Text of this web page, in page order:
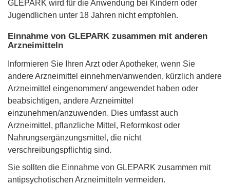
GLEPARK wird für die Anwendung bei Kindern oder
Jugendlichen unter 18 Jahren nicht empfohlen.
Einnahme von GLEPARK zusammen mit anderen
Arzneimitteln
Informieren Sie Ihren Arzt oder Apotheker, wenn Sie
andere Arzneimittel einnehmen/anwenden, kürzlich andere
Arzneimittel eingenommen/ angewendet haben oder
beabsichtigen, andere Arzneimittel
einzunehmen/anzuwenden. Dies umfasst auch
Arzneimittel, pflanzliche Mittel, Reformkost oder
Nahrungsergänzungsmittel, die nicht
verschreibungspflichtig sind.
Sie sollten die Einnahme von GLEPARK zusammen mit
antipsychotischen Arzneimitteln vermeiden.